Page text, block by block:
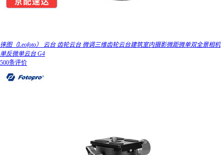
徕图（Leofoto） 云台 齿轮云台 微调三维齿轮云台建筑室内摄影微距微单双全景相机
单反微单云台 G4
500条评价